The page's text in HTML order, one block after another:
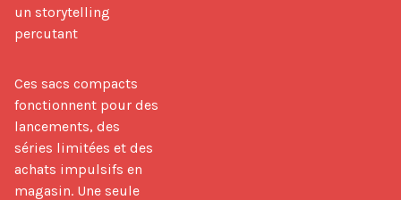
un storytelling
percutant
Ces sacs compacts
fonctionnent pour des
lancements, des
séries limitées et des
achats impulsifs en
magasin. Une seule